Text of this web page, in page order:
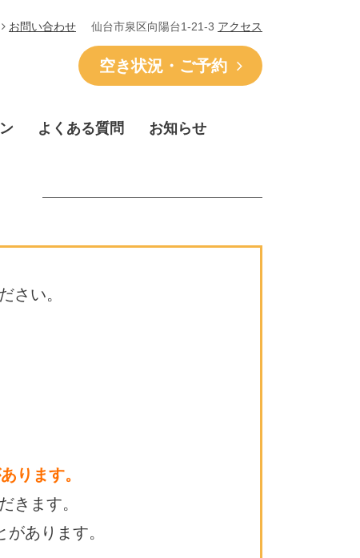
お問い合わせ 仙台市泉区向陽台1-21-3 アクセス
空き状況・ご予約
よくある質問 お知らせ
さい。
ります。
きます。
あります。